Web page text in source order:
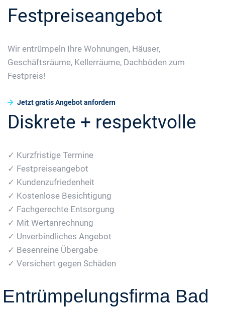
Festpreiseangebot
Wir entrümpeln Ihre Wohnungen, Häuser,
Geschäftsräume, Kellerräume, Dachböden zum
Festpreis!
Jetzt gratis Angebot anfordern
Diskrete + respektvolle
✓ Kurzfristige Termine
✓ Festpreiseangebot
✓ Kundenzufriedenheit
✓ Kostenlose Besichtigung
✓ Fachgerechte Entsorgung
✓ Mit Wertanrechnung
✓ Unverbindliches Angebot
✓ Besenreine Übergabe
✓ Versichert gegen Schäden
Entrümpelungsfirma Bad